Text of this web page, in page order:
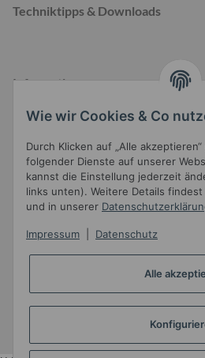
Techniktipps & Downloads
Informationen
Gesetzliche Informationen
Wie wir Cookies & Co
Durch Klicken auf „Alle
folgender Dienste auf unserer
kannst die Einstellung jederzeit
links unten). Weitere Details
und in unserer
Impressum Datenschutz
Alle